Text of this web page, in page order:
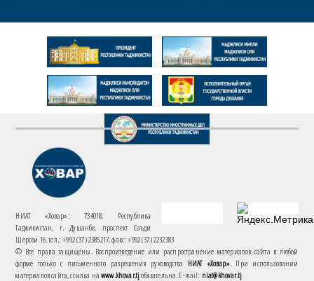
НИАТ «Ховар»: 734018, Республика
Таджикистан, г. Душанбе, проспект Саъди
Шерози 16. тел.: +992 (37) 2385217, факс: +992 (37) 2232383
© Все права защищены. Воспроизведение или распространение материалов сайта в любой
форме только с письменного разрешения руководства НИАТ «Ховар». При использовании
материалов сайта, ссылка наwww.khovar.tjобязательна. E-mail: niat@khovar.tj